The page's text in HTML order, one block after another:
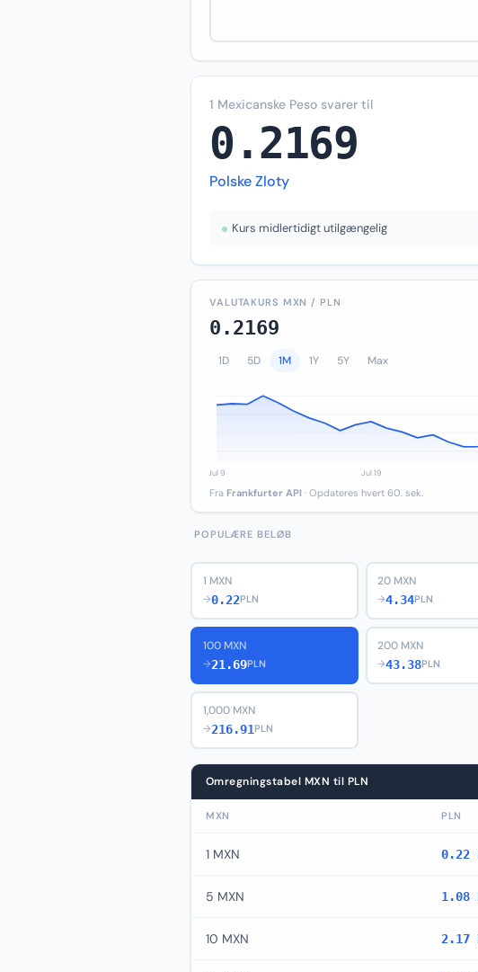
1 Mexicanske Peso svarer til
0.2169
Polske Zloty
Kurs midlertidigt utilgængelig
VALUTAKURS MXN / PLN
0.2169
1D 5D 1M 1Y 5Y Max
Fra Frankfurter API · Opdateres hvert 60. sek.
POPULÆRE BELØB
1 MXN
→0.22PLN
20 MXN
→4.34PLN
100 MXN
→21.69PLN
200 MXN
→43.38PLN
1,000 MXN
→216.91PLN
Omregningstabel MXN til PLN
MXN PLN
1 MXN 0.22
5 MXN 1.08
10 MXN 2.17